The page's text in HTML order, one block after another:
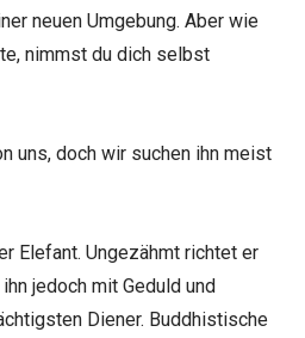
neuen Umgebung. Aber wie
nimmst du dich selbst
uns, doch wir suchen ihn meist
Elefant. Ungezähmt richtet er
jedoch mit Geduld und
Diener. Buddhistische